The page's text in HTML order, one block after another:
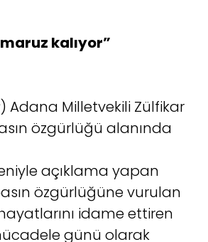
kalıyor”
Adana Milletvekili Zülfikar
özgürlüğü alanında
açıklama yapan
özgürlüğüne vurulan
idame ettiren
günü olarak